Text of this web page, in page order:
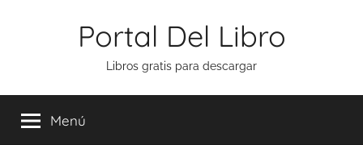
Portal Del Libro
Libros gratis para descargar
Menú